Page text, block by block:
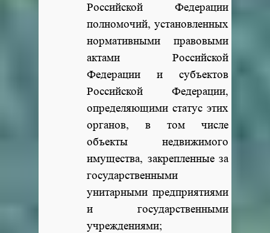
Российской Федерации
полномочий, установленных
нормативными правовыми
актами Российской
Федерации и субъектов
Российской Федерации,
определяющими статус этих
органов, в том числе
объекты недвижимого
имущества, закрепленные за
государственными
унитарными предприятиями
и государственными
учреждениями;